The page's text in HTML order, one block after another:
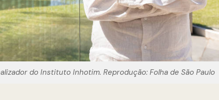
do Instituto Inhotim. Reprodução: Folha de São Paulo